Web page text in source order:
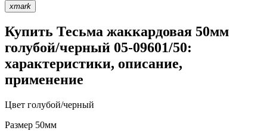
xmark
Купить Тесьма жаккардовая 50мм
голубой/черный 05-09601/50:
характеристики, описание,
применение
Цвет голубой/черный
Размер 50мм